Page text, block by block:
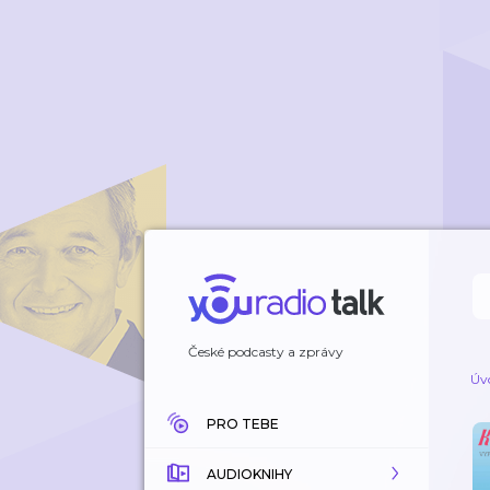
České podcasty a zprávy
PRO TEBE
AUDIOKNIHY